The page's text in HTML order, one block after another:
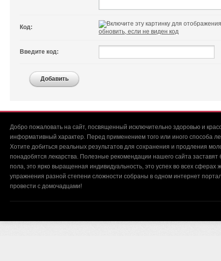
Код:
обновить, если не виден код
Введите код:
Добавить
Добро пожаловать на сайт, посвященный исключительно здоровью и
информативный характер. Перед применением того или иного способа
Хотите добиться реальных результатов для сохранения и продления
понадобятся лекарства. Полезные рекомендации нашего сайта
пола, это ярко выращенная индивидуальность, это успех во всех
упражнения разной степени сложности собраны в одном интернет
провести с домочадцами!